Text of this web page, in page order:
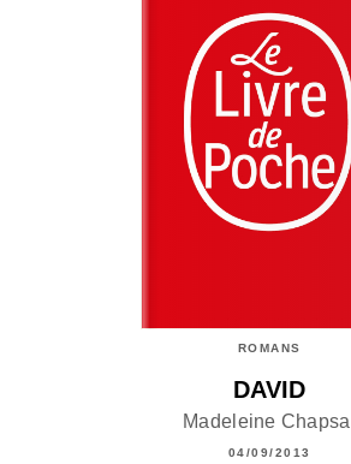
ROMANS
DAVID
Madeleine Chapsal
04/09/2013